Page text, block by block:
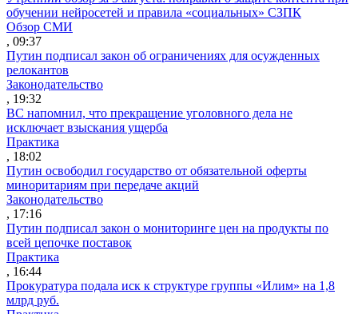
обучении нейросетей и правила «социальных» СЗПК
Обзор СМИ
, 09:37
Путин подписал закон об ограничениях для осужденных
релокантов
Законодательство
, 19:32
ВС напомнил, что прекращение уголовного дела не
исключает взыскания ущерба
Практика
, 18:02
Путин освободил государство от обязательной оферты
миноритариям при передаче акций
Законодательство
, 17:16
Путин подписал закон о мониторинге цен на продукты по
всей цепочке поставок
Практика
, 16:44
Прокуратура подала иск к структуре группы «Илим» на 1,8
млрд руб.